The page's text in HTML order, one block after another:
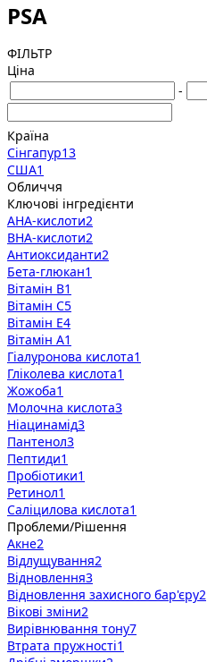
PSA
ФІЛЬТР
Ціна
-
Країна
Сінгапур13
США1
Обличчя
Ключові інгредієнти
AHA-кислоти2
BHA-кислоти2
Антиоксиданти2
Бета-глюкан1
Вітамін B1
Вітамін C5
Вітамін E4
Вітамін А1
Гіалуронова кислота1
Гліколева кислота1
Жожоба1
Молочна кислота3
Ніацинамід3
Пантенол3
Пептиди1
Пробіотики1
Ретинол1
Саліцилова кислота1
Проблеми/Рішення
Акне2
Відлущування2
Відновлення3
Відновлення захисного бар'єру2
Вікові зміни2
Вирівнювання тону7
Втрата пружності1